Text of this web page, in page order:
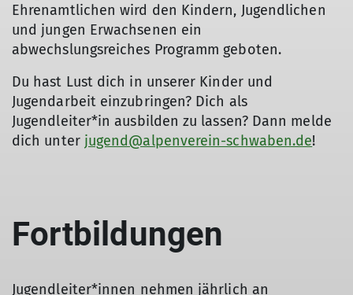
Ehrenamtlichen wird den Kindern, Jugendlichen
und jungen Erwachsenen ein
abwechslungsreiches Programm geboten.
Du hast Lust dich in unserer Kinder und
Jugendarbeit einzubringen? Dich als
Jugendleiter*in ausbilden zu lassen? Dann melde
dich unter jugend@alpenverein-schwaben.de!
Fortbildungen
Jugendleiter*innen nehmen jährlich an